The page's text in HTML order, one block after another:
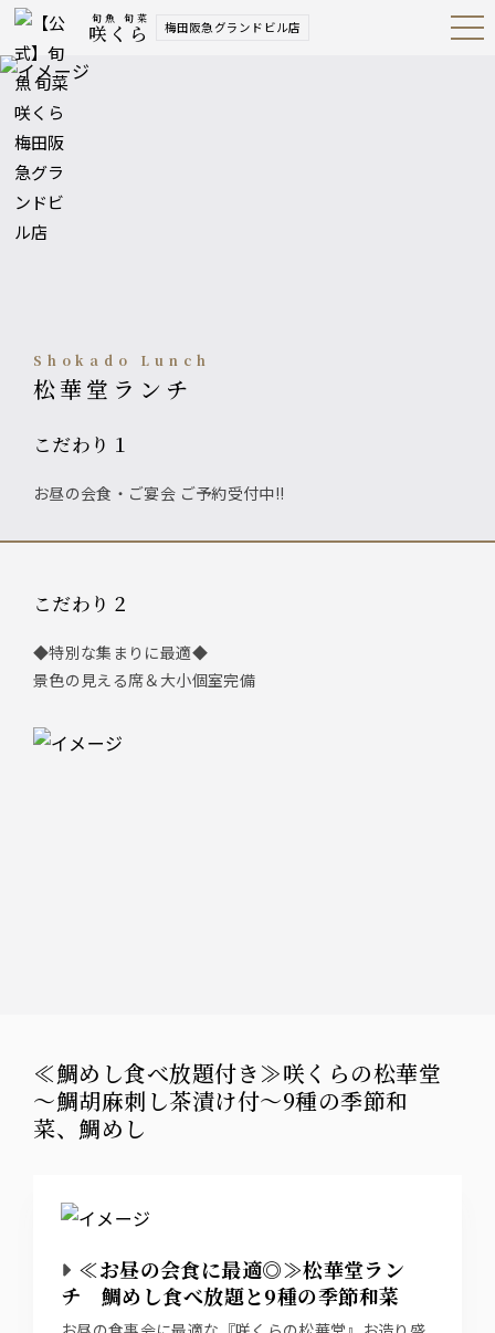
旬魚 旬菜
咲くら 梅田阪急グランドビル店 Open
Navig
Shokado Lunch
松華堂ランチ
こだわり１
お昼の会食・ご宴会 ご予約受付中!!
こだわり２
◆特別な集まりに最適◆
景色の見える席＆大小個室完備
≪鯛めし食べ放題付き≫咲くらの松華堂
～鯛胡麻刺し茶漬け付～9種の季節和
菜、鯛めし
≪お昼の会食に最適◎≫松華堂ラン
チ 鯛めし食べ放題と9種の季節和菜